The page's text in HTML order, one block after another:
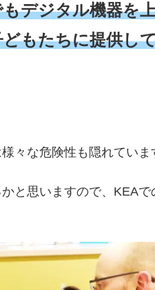
デジタル機器を
もたちに提供し
々な危険性も隠れていま
と思いますので、KEA